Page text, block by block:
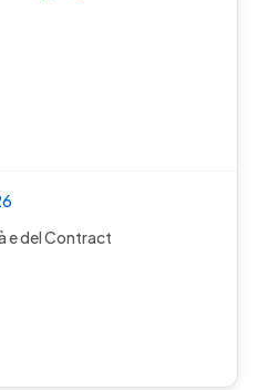
e del Contract